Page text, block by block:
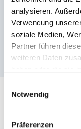
analysieren.
Verwendung
soziale Medien,
Partner führen
weiteren Daten
Notwendig
Präferenzen
gastein-bad-
Sportgastein
Sportgastein
Bad Gastein